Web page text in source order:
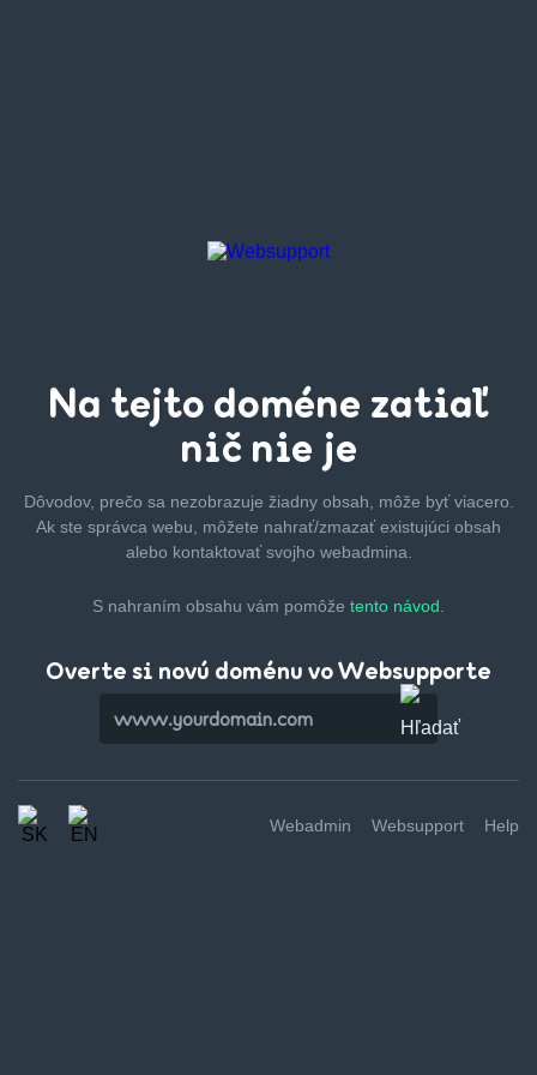
Na tejto doméne zatiaľ
nič nie je
Dôvodov, prečo sa nezobrazuje žiadny obsah, môže byťviacero.
Ak ste správca webu, môžete nahrať/zmazaťexistujúci obsah
alebo kontaktovať svojho webadmina.
S nahraním obsahu vám pomôže tento návod.
Overte si novú doménu vo Websupporte
Webadmin Websupport Help